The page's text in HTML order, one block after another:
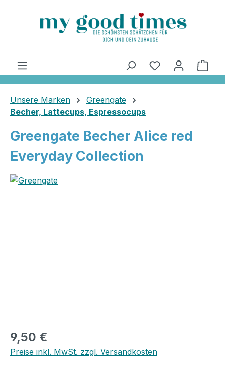
Unsere Marken
Greengate
Becher, Lattecups, Espressocups
Greengate Becher Alice red
Everyday Collection
9,50 €
Preise inkl. MwSt. zzgl. Versandkosten